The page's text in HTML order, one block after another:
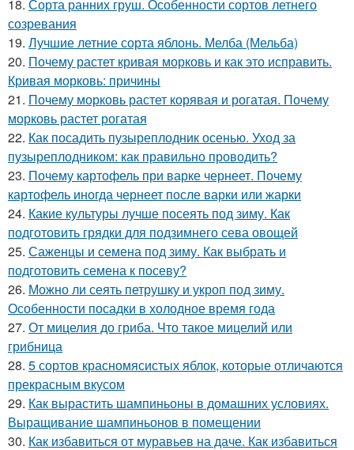
18. Сорта ранних груш. Особенности сортов летнего
созревания
19. Лучшие летние сорта яблонь. Мелба (Мельба)
20. Почему растет кривая морковь и как это исправить.
Кривая морковь: причины
21. Почему морковь растет корявая и рогатая. Почему
морковь растет рогатая
22. Как посадить пузыреплодник осенью. Уход за
пузыреплодником: как правильно проводить?
23. Почему картофель при варке чернеет. Почему
картофель иногда чернеет после варки или жарки
24. Какие культуры лучше посеять под зиму. Как
подготовить грядки для подзимнего сева овощей
25. Саженцы и семена под зиму. Как выбрать и
подготовить семена к посеву?
26. Можно ли сеять петрушку и укроп под зиму.
Особенности посадки в холодное время года
27. От мицелия до гриба. Что такое мицелий или
грибница
28. 5 сортов красномясистых яблок, которые отличаются
прекрасным вкусом
29. Как вырастить шампиньоны в домашних условиях.
Выращивание шампиньонов в помещении
30. Как избавиться от муравьев на даче. Как избавиться